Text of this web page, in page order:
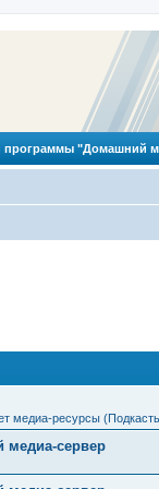
программы "Домашний
медиа-ресурсы
сервер